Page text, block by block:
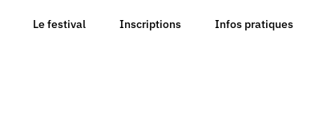
Le festival Inscriptions Infos pratiques